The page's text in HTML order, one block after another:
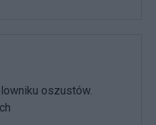
oszustów.